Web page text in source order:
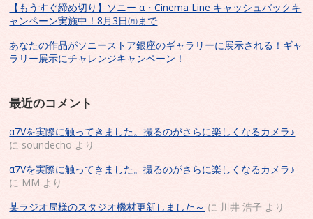
【もうすぐ締め切り】ソニー α・Cinema Line キャッシュバックキ
ャンペーン実施中！8月3日㈪まで
あなたの作品がソニーストア銀座のギャラリーに展示される！ギャ
ラリー展示にチャレンジキャンペーン！
最近のコメント
α7Vを実際に触ってきました。撮るのがさらに楽しくなるカメラ♪
に soundecho より
α7Vを実際に触ってきました。撮るのがさらに楽しくなるカメラ♪
に MM より
某ラジオ局様のスタジオ機材更新しました～ に 川井 浩子 より